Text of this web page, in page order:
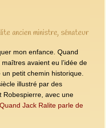
ancien ministre, sénateur
mon enfance. Quand
avaient eu l’idée de
petit chemin historique.
illustré par des
Robespierre, avec une
Quand Jack Ralite parle de